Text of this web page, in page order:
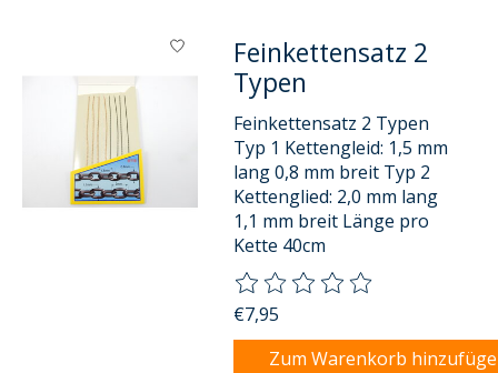
Feinkettensatz 2
Typen
Feinkettensatz 2 Typen
Typ 1 Kettengleid: 1,5 mm
lang 0,8 mm breit Typ 2
Kettenglied: 2,0 mm lang
1,1 mm breit Länge pro
Kette 40cm
Die Bewertung dieses
€7,95
Zum Warenkorb